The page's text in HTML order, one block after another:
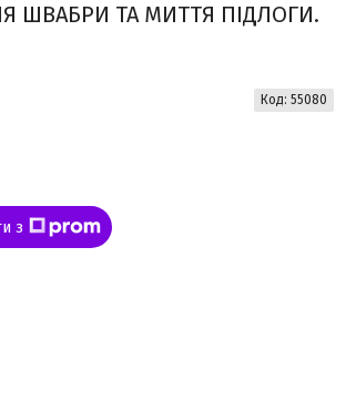
ШВАБРИ ТА МИТТЯ ПІДЛОГИ.
Код: 55080
з